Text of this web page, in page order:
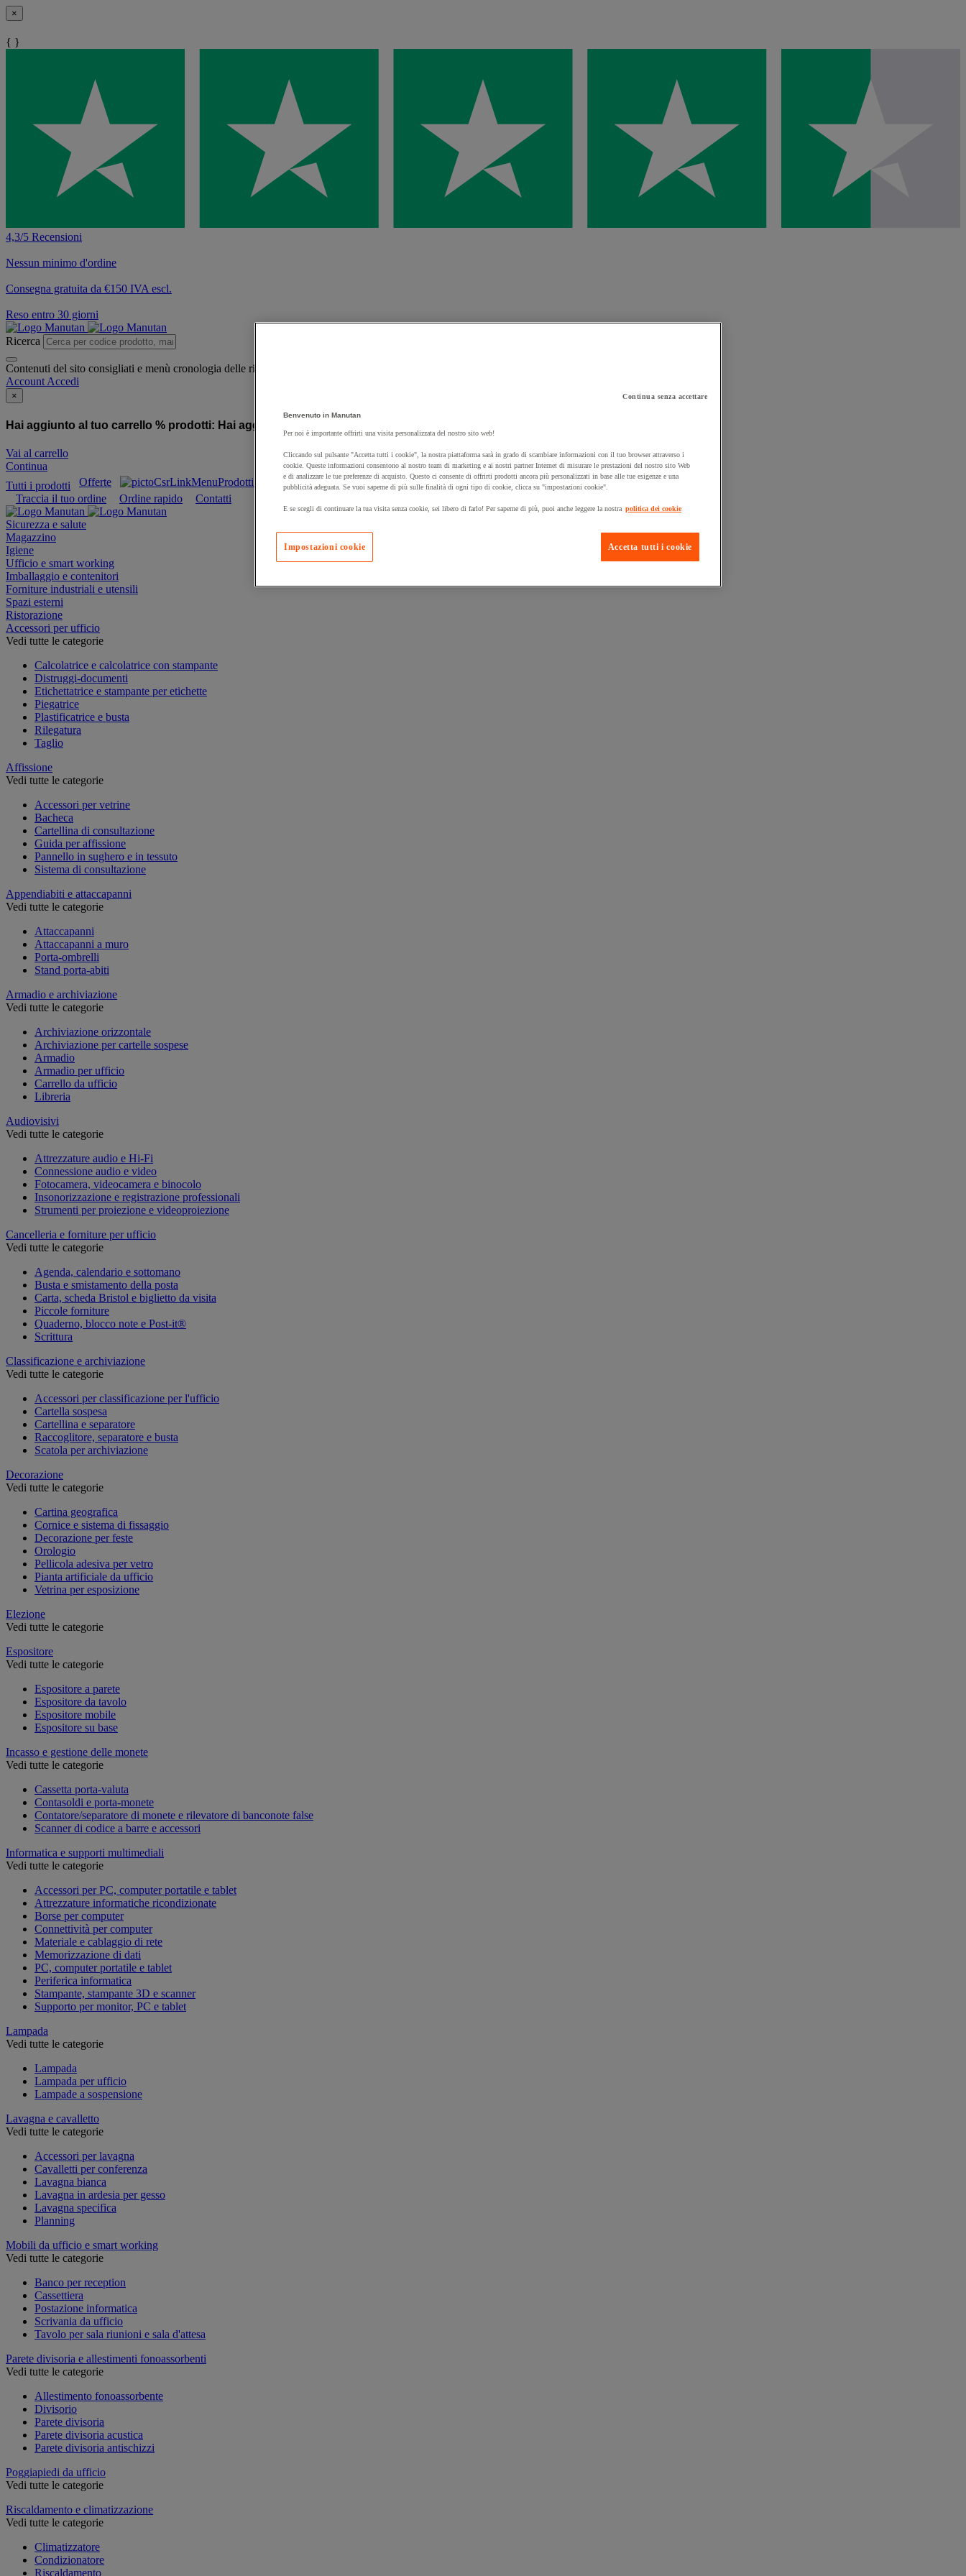
×
{ }
4,3/5 Recensioni
Nessun minimo d'ordine
Consegna gratuita da €150 IVA escl.
Reso entro 30 giorni
Ricerca
Contenuti del sito consigliati e menù cronologia delle ricerche
Account Accedi
×
Hai aggiunto al tuo carrello % prodotti: Hai aggiunto al tuo carrello un prodotto:
Vai al carrello
Continua
Tutti i prodotti
Offerte Prodotti sostenibili Manutan Expert
Prodotti in pronta consegna
Traccia il tuo ordine
Ordine rapido Contatti
Sicurezza e salute
Magazzino
Igiene
Ufficio e smart working
Imballaggio e contenitori
Forniture industriali e utensili
Spazi esterni
Ristorazione
Accessori per ufficio
Vedi tutte le categorie
Calcolatrice e calcolatrice con stampante
Distruggi-documenti
Etichettatrice e stampante per etichette
Piegatrice
Plastificatrice e busta
Rilegatura
Taglio
Affissione
Vedi tutte le categorie
Accessori per vetrine
Bacheca
Cartellina di consultazione
Guida per affissione
Pannello in sughero e in tessuto
Sistema di consultazione
Appendiabiti e attaccapanni
Vedi tutte le categorie
Attaccapanni
Attaccapanni a muro
Porta-ombrelli
Stand porta-abiti
Armadio e archiviazione
Vedi tutte le categorie
Archiviazione orizzontale
Archiviazione per cartelle sospese
Armadio
Armadio per ufficio
Carrello da ufficio
Libreria
Audiovisivi
Vedi tutte le categorie
Attrezzature audio e Hi-Fi
Connessione audio e video
Fotocamera, videocamera e binocolo
Insonorizzazione e registrazione professionali
Strumenti per proiezione e videoproiezione
Cancelleria e forniture per ufficio
Vedi tutte le categorie
Agenda, calendario e sottomano
Busta e smistamento della posta
Carta, scheda Bristol e biglietto da visita
Piccole forniture
Quaderno, blocco note e Post-it®
Scrittura
Classificazione e archiviazione
Vedi tutte le categorie
Accessori per classificazione per l'ufficio
Cartella sospesa
Cartellina e separatore
Raccoglitore, separatore e busta
Scatola per archiviazione
Decorazione
Vedi tutte le categorie
Cartina geografica
Cornice e sistema di fissaggio
Decorazione per feste
Orologio
Pellicola adesiva per vetro
Pianta artificiale da ufficio
Vetrina per esposizione
Elezione
Vedi tutte le categorie
Espositore
Vedi tutte le categorie
Espositore a parete
Espositore da tavolo
Espositore mobile
Espositore su base
Incasso e gestione delle monete
Vedi tutte le categorie
Cassetta porta-valuta
Contasoldi e porta-monete
Contatore/separatore di monete e rilevatore di banconote false
Scanner di codice a barre e accessori
Informatica e supporti multimediali
Vedi tutte le categorie
Accessori per PC, computer portatile e tablet
Attrezzature informatiche ricondizionate
Borse per computer
Connettività per computer
Materiale e cablaggio di rete
Memorizzazione di dati
PC, computer portatile e tablet
Periferica informatica
Stampante, stampante 3D e scanner
Supporto per monitor, PC e tablet
Lampada
Vedi tutte le categorie
Lampada
Lampada per ufficio
Lampade a sospensione
Lavagna e cavalletto
Vedi tutte le categorie
Accessori per lavagna
Cavalletti per conferenza
Lavagna bianca
Lavagna in ardesia per gesso
Lavagna specifica
Planning
Mobili da ufficio e smart working
Vedi tutte le categorie
Banco per reception
Cassettiera
Postazione informatica
Scrivania da ufficio
Tavolo per sala riunioni e sala d'attesa
Parete divisoria e allestimenti fonoassorbenti
Vedi tutte le categorie
Allestimento fonoassorbente
Divisorio
Parete divisoria
Parete divisoria acustica
Parete divisoria antischizzi
Poggiapiedi da ufficio
Vedi tutte le categorie
Riscaldamento e climatizzazione
Vedi tutte le categorie
Climatizzatore
Condizionatore
Riscaldamento
Continua senza accettare
Benvenuto in Manutan
Per noi è importante offrirti una visita personalizzata del nostro sito web!
Cliccando sul pulsante "Accetta tutti i cookie", la nostra piattaforma sarà in grado di scambiare informazioni con il tuo browser attraverso i
cookie. Queste informazioni consentono al nostro team di marketing e ai nostri partner Internet di misurare le prestazioni del nostro sito Web
e di analizzare le tue preferenze di acquisto. Questo ci consente di offrirti prodotti ancora più personalizzati in base alle tue esigenze e una
pubblicità adeguata. Se vuoi saperne di più sulle finalità di ogni tipo di cookie, clicca su "impostazioni cookie".
E se scegli di continuare la tua visita senza cookie, sei libero di farlo! Per saperne di più, puoi anche leggere la nostra politica dei cookie
Accetta tutti i cookie
Impostazioni cookie